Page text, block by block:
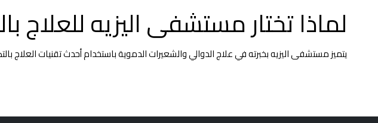
لماذا تختار مستشفى اليزيه للعلاج
يتميز مستشفى اليزيه بخبرته في علاج الدوالي والشعيرات الدموية باستخدام أحدث تقنيات العلاج